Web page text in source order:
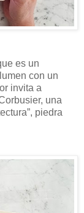
es un
con un
invita a
una
piedra